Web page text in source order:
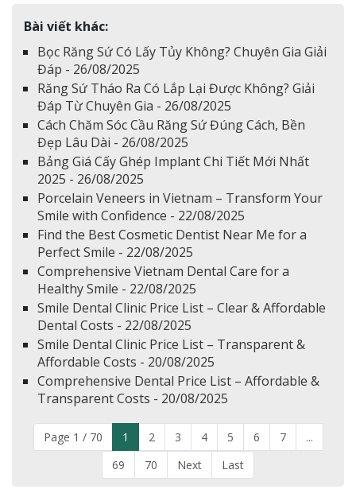
Bài viết khác:
Bọc Răng Sứ Có Lấy Tủy Không? Chuyên Gia Giải
Đáp - 26/08/2025
Răng Sứ Tháo Ra Có Lắp Lại Được Không? Giải
Đáp Từ Chuyên Gia - 26/08/2025
Cách Chăm Sóc Cầu Răng Sứ Đúng Cách, Bền
Đẹp Lâu Dài - 26/08/2025
Bảng Giá Cấy Ghép Implant Chi Tiết Mới Nhất
2025 - 26/08/2025
Porcelain Veneers in Vietnam – Transform Your
Smile with Confidence - 22/08/2025
Find the Best Cosmetic Dentist Near Me for a
Perfect Smile - 22/08/2025
Comprehensive Vietnam Dental Care for a
Healthy Smile - 22/08/2025
Smile Dental Clinic Price List – Clear & Affordable
Dental Costs - 22/08/2025
Smile Dental Clinic Price List – Transparent &
Affordable Costs - 20/08/2025
Comprehensive Dental Price List – Affordable &
Transparent Costs - 20/08/2025
Page 1 / 70 1 2 3 4 5 6 7
...
69
70 Next Last